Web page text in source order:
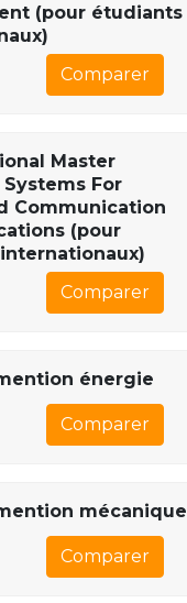
(pour étudiants
Comparer
Master
For
Communication
(pour
Comparer
énergie
Comparer
mécanique
Comparer